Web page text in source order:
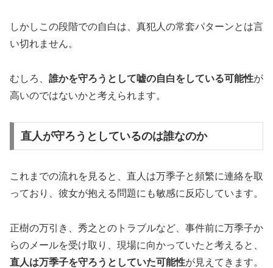
しかしこの段階での自白は、真犯人の常套パターンとは言
い切れません。
むしろ、 誰かを守ろうとして嘘の自白をしている可能性が
高いのではないかと考えられます。
直人が守ろうとしているのは誰なのか
これまでの流れを見ると、直人は万季子と頻繁に連絡を取
っており、彼女が抱える問題にも敏感に反応しています。
正樹の万引き、秀之とのトラブルなど、事件前に万季子か
らのメールを受け取り、現場に向かっていたと考えると、
直人は万季子を守ろうとしていた可能性が見えてきます。